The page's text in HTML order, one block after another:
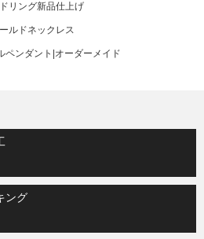
リング新品仕上げ
ルドネックレス
ペンダント|オーダーメイド
ング